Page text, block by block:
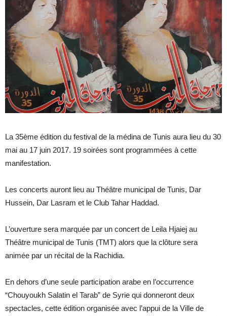
La 35ème édition du festival de la médina de Tunis aura lieu du 30
mai au 17 juin 2017. 19 soirées sont programmées à cette
manifestation.
Les concerts auront lieu au Théâtre municipal de Tunis, Dar
Hussein, Dar Lasram et le Club Tahar Haddad.
L’ouverture sera marquée par un concert de Leila Hjaiej au
Théâtre municipal de Tunis (TMT) alors que la clôture sera
animée par un récital de la Rachidia.
En dehors d’une seule participation arabe en l’occurrence
“Chouyoukh Salatin el Tarab” de Syrie qui donneront deux
spectacles, cette édition organisée avec l’appui de la Ville de